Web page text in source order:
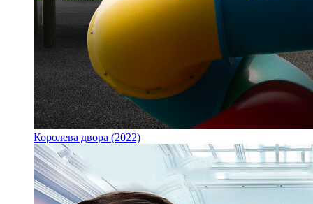
Королева двора (2022)